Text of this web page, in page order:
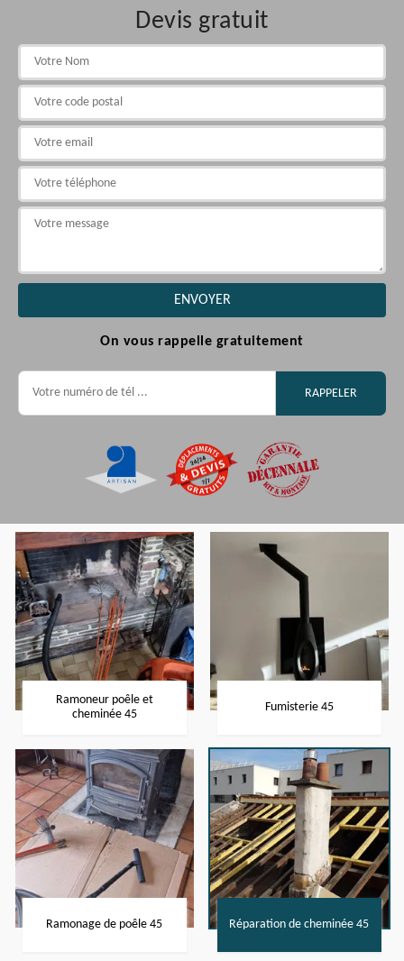
Devis gratuit
On vous rappelle gratuitement
Ramoneur poêle et
cheminée 45
Fumisterie 45
Ramonage de poêle 45 Réparation de cheminée 45